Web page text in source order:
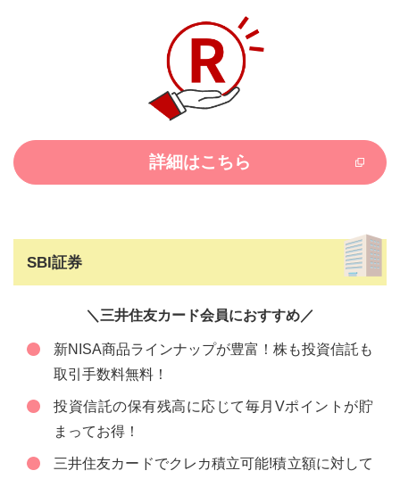
詳細はこちら
SBI証券
＼三井住友カード会員におすすめ／
新NISA商品ラインナップが豊富！株も投資信託も
取引手数料無料！
投資信託の保有残高に応じて毎月Vポイントが貯
まってお得！
三井住友カードでクレカ積立可能!積立額に対して